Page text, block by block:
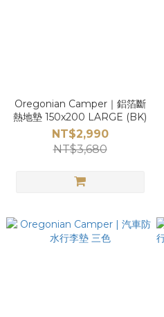
Oregonian Camper｜鋁箔斷
熱地墊 150x200 LARGE (BK)
NT$2,990
NT$3,680